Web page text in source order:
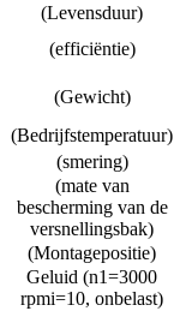
(Levensduur)
(efficiëntie)
(Gewicht)
(Bedrijfstemperatuur)
(smering)
(mate van
bescherming van de
versnellingsbak)
(Montagepositie)
Geluid (n1=3000
rpmi=10, onbelast)